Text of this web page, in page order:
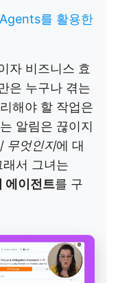
를 활용한
자 비즈니스 효
은 누구나 겪는
해야 할 작업은
알림은 끊이지
무엇인지에 대
서 그녀는
에이전트를 구